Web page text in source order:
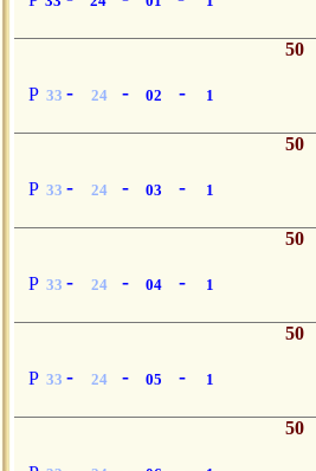
P 33 - 24 - 02 - 1
50
P 33 - 24 - 03 - 1
50
P 33 - 24 - 04 - 1
50
P 33 - 24 - 05 - 1
50
50